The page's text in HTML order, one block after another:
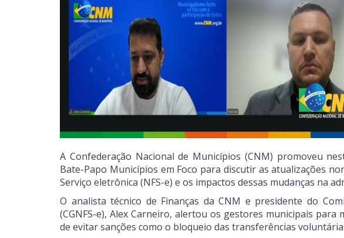
A Confederação Nacional de Municípios (CNM) promoveu
Bate-Papo Municípios em Foco para discutir as atualizações
Serviço eletrônica (NFS-e) e os impactos dessas mudanças na
O analista técnico de Finanças da CNM e presidente do
(CGNFS-e), Alex Carneiro, alertou os gestores municipais
de evitar sanções como o bloqueio das transferências